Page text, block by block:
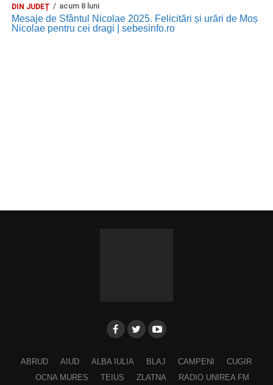
DIN JUDEȚ acum 8 luni
Mesaje de Sfântul Nicolae 2025. Felicitări și urări de Moș
Nicolae pentru cei dragi | sebesinfo.ro
ABRUD AIUD ALBA IULIA BLAJ CAMPENI
CUGIR
OCNA MURES
TEIUS ZLATNA RADIO UNIREA FM